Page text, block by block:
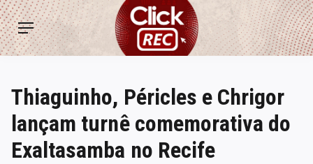
Skip
to
content
ClickREC
Menu
Thiaguinho, Péricles e Chrigor
lançam turnê comemorativa do
Exaltasamba no Recife